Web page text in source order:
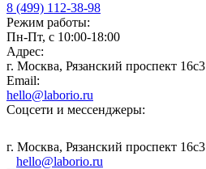
8 (499) 112-38-98
Режим работы:
Пн-Пт, с 10:00-18:00
Адрес:
г. Москва, Рязанский проспект 16с3
Email:
hello@laborio.ru
Соцсети и мессенджеры:
г. Москва, Рязанский проспект 16с3
hello@laborio.ru